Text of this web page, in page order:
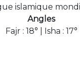
islamique
Angles
Fajr : 18° | Isha : 17°